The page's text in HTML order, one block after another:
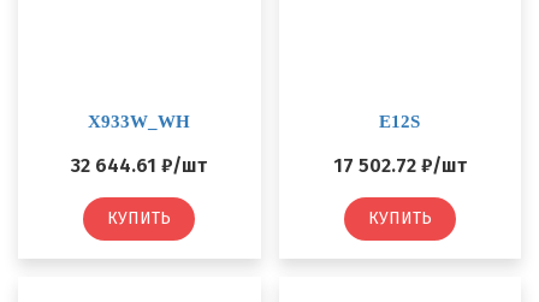
X933W_WH
32 644.61 ₽/шт
КУПИТЬ
E12S
17 502.72 ₽/шт
КУПИТЬ